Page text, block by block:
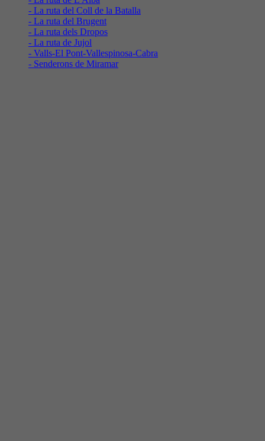
- La ruta del Coll de la Batalla
- La ruta del Brugent
- La ruta dels Dropos
- La ruta de Jujol
- Valls-El Pont-Vallespinosa-Cabra
- Senderons de Miramar